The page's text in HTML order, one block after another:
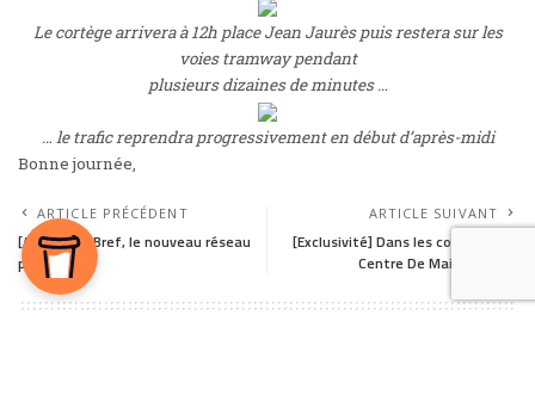
Le cortège arrivera à 12h place Jean Jaurès puis restera sur les
voies tramway pendant
plusieurs dizaines de minutes …
… le trafic reprendra progressivement en début d’après-midi
Bonne journée,
ARTICLE PRÉCÉDENT
[Actualité] Bref, le nouveau réseau
parodié
ARTICLE SUIVANT
[Exclusivité] Dans les coulisses du
Centre De Maintenance